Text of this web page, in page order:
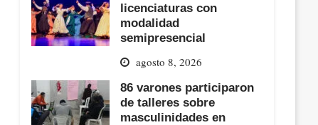
licenciaturas con
modalidad
semipresencial
agosto 8, 2026
86 varones participaron
de talleres sobre
masculinidades en